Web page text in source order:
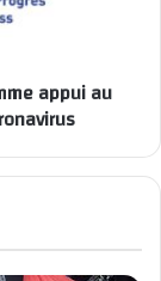
appui au